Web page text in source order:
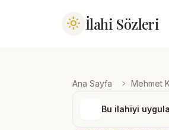
light_mode İlahi Sözleri
Ana Sayfa chevron_right Mehmet
Bu ilahiyi